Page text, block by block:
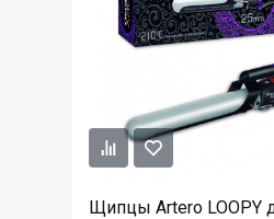
Щипцы Artero LOOPY